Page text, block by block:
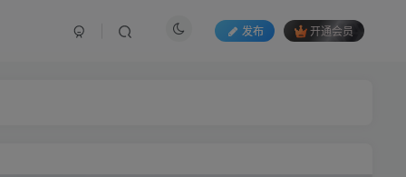
发布 开通会员